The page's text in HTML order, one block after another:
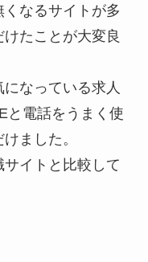
なるサイトが多
たことが大変良
なっている求人
と電話をうまく使
ました。
イトと比較して